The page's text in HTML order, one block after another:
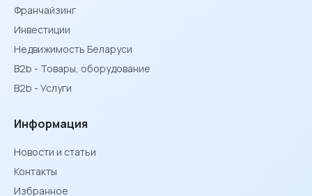
Франчайзинг
Инвестиции
Недвижимость Беларуси
B2b - Товары, оборудование
B2b - Услуги
Информация
Новости и статьи
Контакты
Избранное